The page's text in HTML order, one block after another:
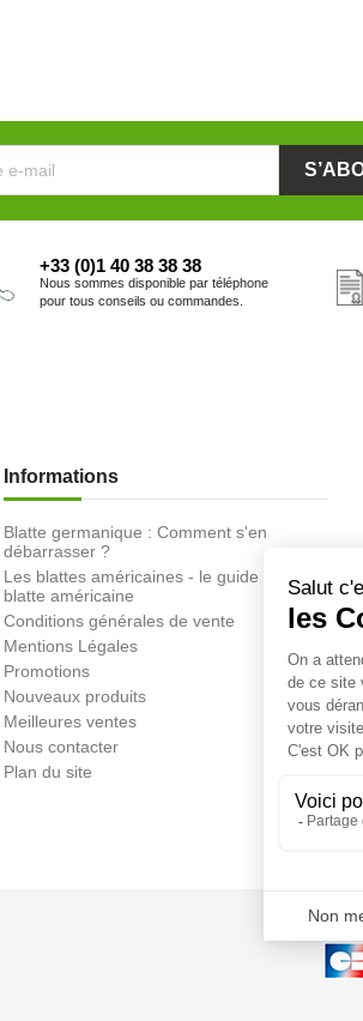
+33 (0)1 40 38 38 38
Nous sommes disponible par téléphone
pour tous conseils ou commandes.
Informations
Blatte germanique : Comment s'en
débarrasser ?
Les blattes américaines - le guide de la
blatte américaine
Conditions générales de vente
Mentions Légales
Promotions
Nouveaux produits
Meilleures ventes
Nous contacter
Plan du site